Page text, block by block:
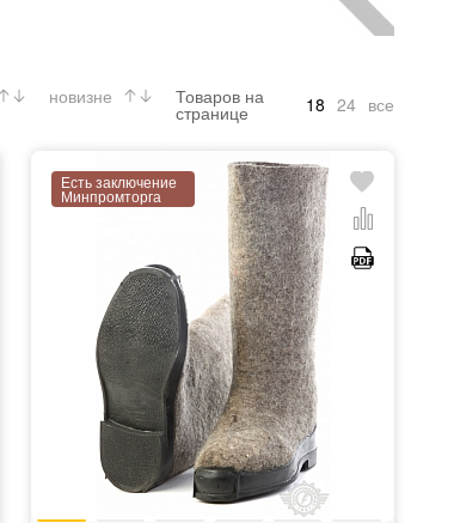
новизне Товаров на
странице 18 24 все
Есть заключение
Минпромторга